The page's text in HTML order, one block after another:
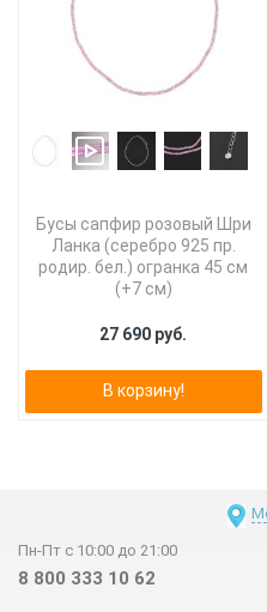
Бусы сапфир розовый Шри
Ланка (серебро 925 пр.
родир. бел.) огранка 45 см
(+7 см)
27 690 руб.
В корзину!
Пн-Пт с 10:00 до 21:00
8 800 333 10 62